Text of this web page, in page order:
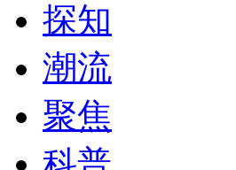
探知
潮流
聚焦